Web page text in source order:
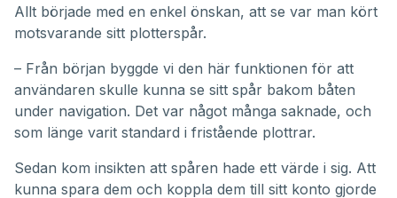
Allt började med en enkel önskan, att se var man kört
motsvarande sitt plotterspår.
– Från början byggde vi den här funktionen för att
användaren skulle kunna se sitt spår bakom båten
under navigation. Det var något många saknade, och
som länge varit standard i fristående plottrar.
Sedan kom insikten att spåren hade ett värde i sig. Att
kunna spara dem och koppla dem till sitt konto gjorde